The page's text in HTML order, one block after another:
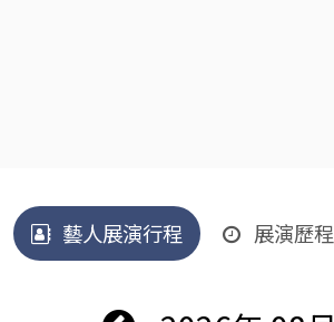
藝人展演行程 展演歷程